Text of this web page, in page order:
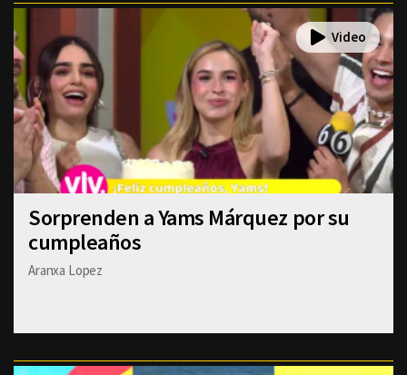
Sorprenden a Yams Márquez por su
cumpleaños
Aranxa Lopez